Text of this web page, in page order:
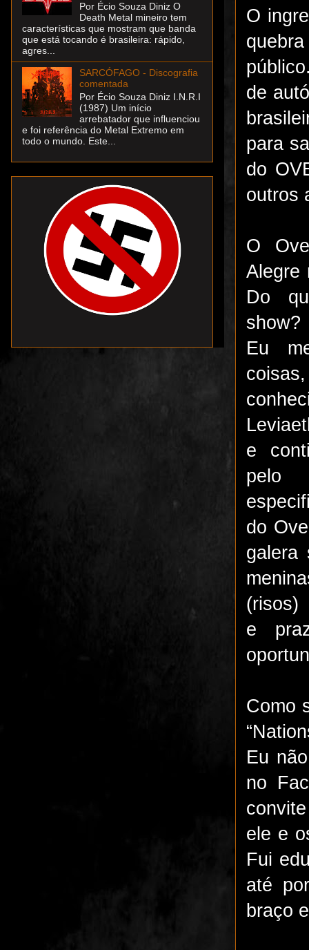
O
de
para
do
outros
O
Alegre
Do
show?
Eu
e
pelo
do
galera
e
Como
Eu
no
ele e
Fui
até
braço
Por Écio Souza Diniz O
Death Metal mineiro tem
características que mostram que banda
que está tocando é brasileira: rápido,
agres...
SARCÓFAGO - Discografia
comentada
Por Écio Souza Diniz I.N.R.I
(1987) Um início
arrebatador que influenciou
e foi referência do Metal Extremo em
todo o mundo. Este...